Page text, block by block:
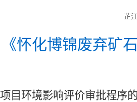
芷
《怀化博锦废弃矿
目环境影响评价审批程序